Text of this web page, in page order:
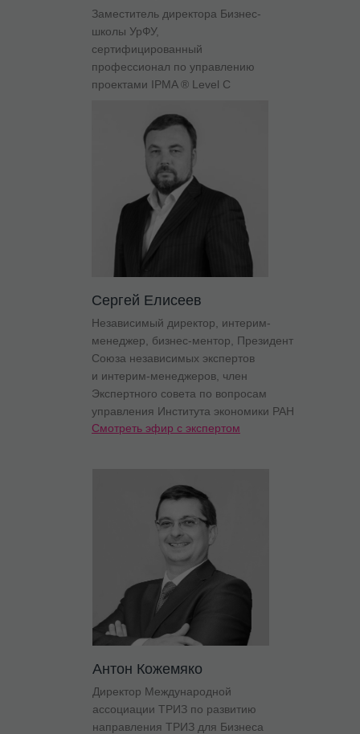
Заместитель директора Бизнес-
школы УрФУ,
сертифицированный
профессионал по управлению
проектами IPMA ® Level C
Директор Международной
ассоциации ТРИЗ по развитию
направления ТРИЗ для Бизнеса
Антон Кожемяко
Сергей Елисеев
Независимый директор, интерим-
менеджер, бизнес-ментор, Президент
Союза независимых экспертов
и интерим-менеджеров, член
Экспертного совета по вопросам
управления Института экономики РАН
Смотреть эфир с экспертом